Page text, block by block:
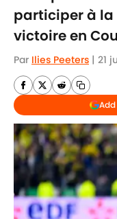
participer à la
victoire en
Par Ilies Peeters | 21